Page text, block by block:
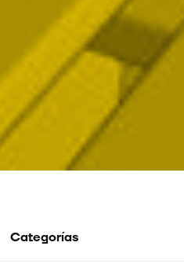
Categorías